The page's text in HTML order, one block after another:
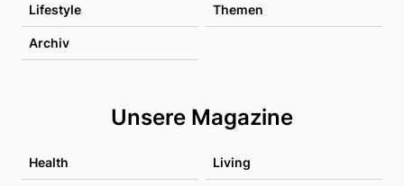
Lifestyle Themen
Archiv
Unsere Magazine
Health Living